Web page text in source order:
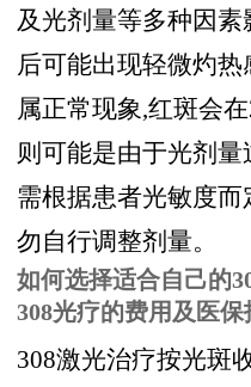
及光剂量等多种因
后可能出现轻微灼
属正常现象,红斑会
则可能是由于光剂
需根据患者光敏度
勿自行调整剂量。
如何选择适合自己的
308光疗的费用及医保
308激光治疗按光斑